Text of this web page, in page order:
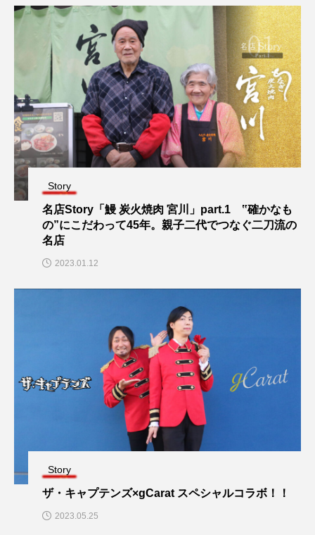
Story
名店Story「鰻 炭火焼肉 宮川」part.1 ‟確かなも
の”にこだわって45年。親子二代でつなぐ二刀流の
名店
2023.01.12
Story
ザ・キャプテンズ×gCarat スペシャルコラボ！！
2023.05.25